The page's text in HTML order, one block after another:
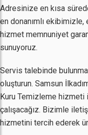
Adresinize en kısa
en donanımlı ekibimizle,
hizmet memnuniyet
sunuyoruz.
Servis talebinde
oluşturun. Samsun
Kuru Temizleme
çalışacağız. Bizimle
hizmetini tercih ederek